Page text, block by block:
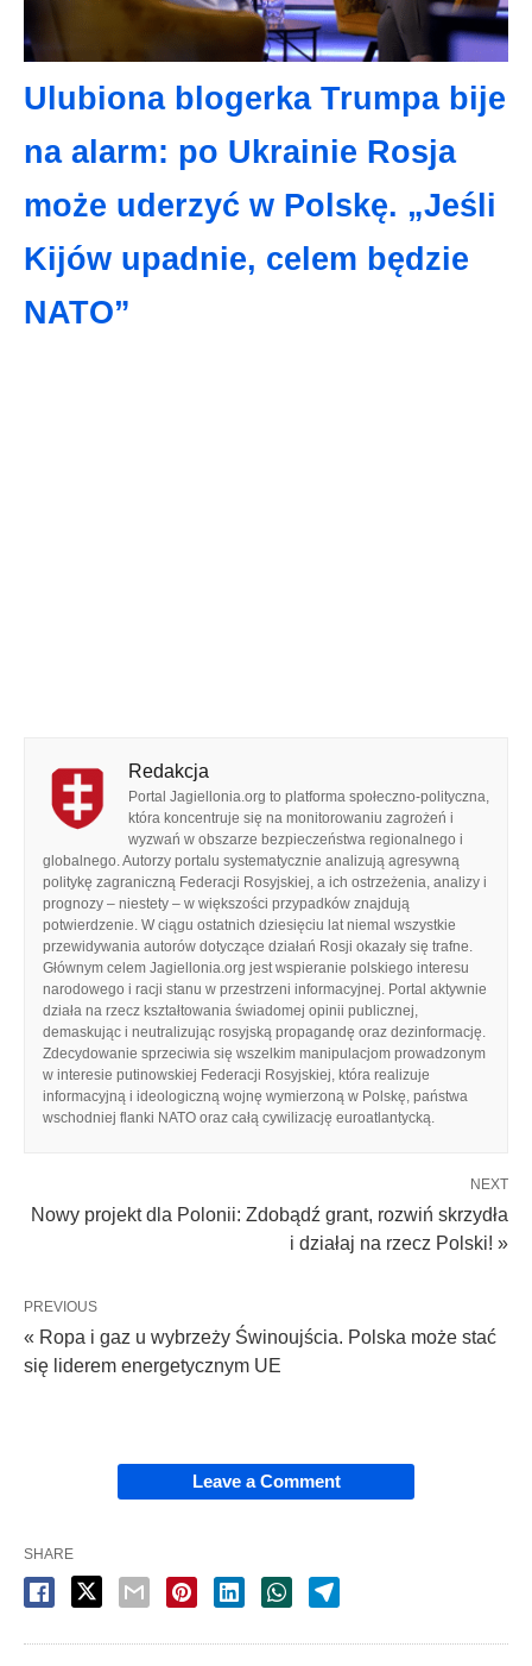
Ulubiona blogerka Trumpa bije
na alarm: po Ukrainie Rosja
może uderzyć w Polskę. „Jeśli
Kijów upadnie, celem będzie
NATO”
Redakcja
Portal Jagiellonia.org to platforma społeczno-polityczna,
która koncentruje się na monitorowaniu zagrożeń i
wyzwań w obszarze bezpieczeństwa regionalnego i
globalnego. Autorzy portalu systematycznie analizują agresywną
politykę zagraniczną Federacji Rosyjskiej, a ich ostrzeżenia, analizy i
prognozy – niestety – w większości przypadków znajdują
potwierdzenie. W ciągu ostatnich dziesięciu lat niemal wszystkie
przewidywania autorów dotyczące działań Rosji okazały się trafne.
Głównym celem Jagiellonia.org jest wspieranie polskiego interesu
narodowego i racji stanu w przestrzeni informacyjnej. Portal aktywnie
działa na rzecz kształtowania świadomej opinii publicznej,
demaskując i neutralizując rosyjską propagandę oraz dezinformację.
Zdecydowanie sprzeciwia się wszelkim manipulacjom prowadzonym
w interesie putinowskiej Federacji Rosyjskiej, która realizuje
informacyjną i ideologiczną wojnę wymierzoną w Polskę, państwa
wschodniej flanki NATO oraz całą cywilizację euroatlantycką.
NEXT
Nowy projekt dla Polonii: Zdobądź grant, rozwiń skrzydła
i działaj na rzecz Polski! »
PREVIOUS
« Ropa i gaz u wybrzeży Świnoujścia. Polska może stać
się liderem energetycznym UE
Leave a Comment
SHARE